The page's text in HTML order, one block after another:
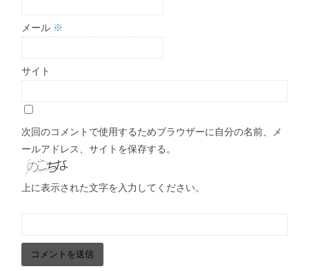
メール ※
サイト
次回のコメントで使用するためブラウザーに自分の名前、メ
ールアドレス、サイトを保存する。
上に表示された文字を入力してください。